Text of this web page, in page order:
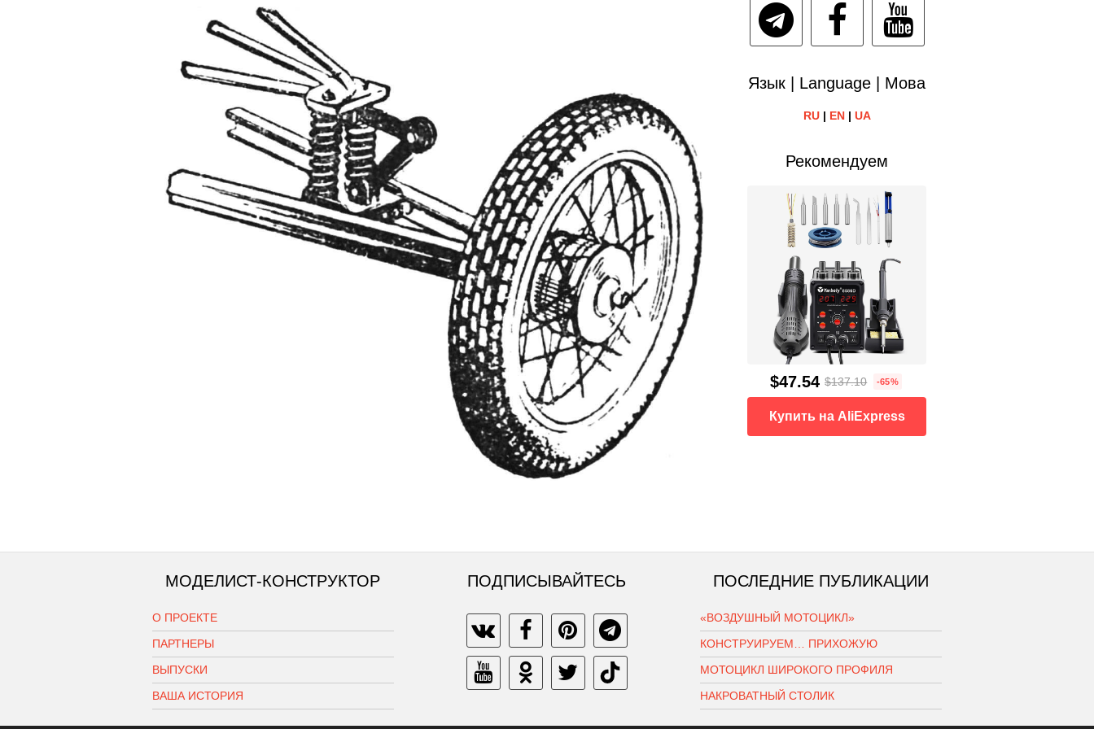
Язык | Language | Мова
RU| EN| UA
Рекомендуем
$47.54 $137.10 -65%
Купить на AliExpress
МОДЕЛИСТ-КОНСТРУКТОР
О ПРОЕКТЕ
ПАРТНЕРЫ
ВЫПУСКИ
ВАША ИСТОРИЯ
ПОДПИСЫВАЙТЕСЬ ПОСЛЕДНИЕ ПУБЛИКАЦИИ
«ВОЗДУШНЫЙ МОТОЦИКЛ»
КОНСТРУИРУЕМ… ПРИХОЖУЮ
МОТОЦИКЛ ШИРОКОГО ПРОФИЛЯ
НАКРОВАТНЫЙ СТОЛИК